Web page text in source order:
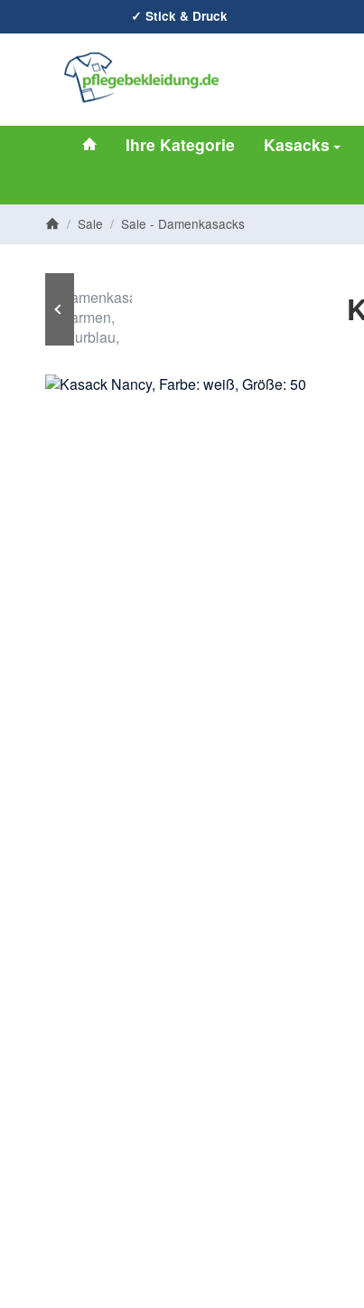
✓ Stick & Druck
#custom.linkHome#
Ihre Kategorie Kasacks
/ Sale / Sale - Damenkasacks